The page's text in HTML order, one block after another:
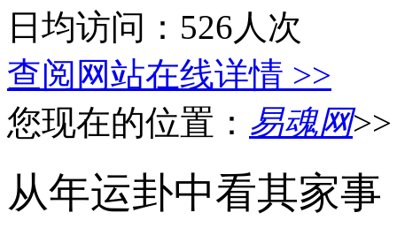
日均访问：526人次
查阅网站在线详情 >>
您现在的位置： 易魂网
从年运卦中看其家事